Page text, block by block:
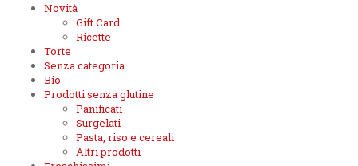
Novità
Gift Card
Ricette
Torte
Senza categoria
Bio
Prodotti senza glutine
Panificati
Surgelati
Pasta, riso e cereali
Altri prodotti